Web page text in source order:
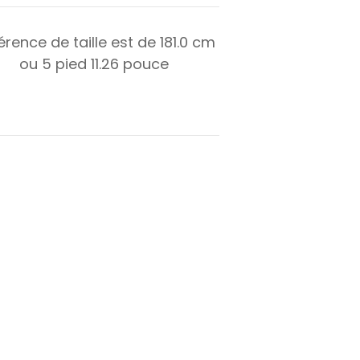
de taille est de181.0 cm
ou 5 pied11.26 pouce